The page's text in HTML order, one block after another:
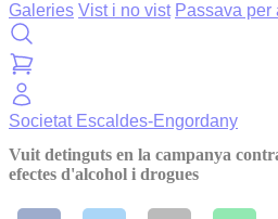
Galeries Vist i no vist Passava per
Societat Escaldes-Engordany
Vuit detinguts en la campanya
efectes d'alcohol i drogues